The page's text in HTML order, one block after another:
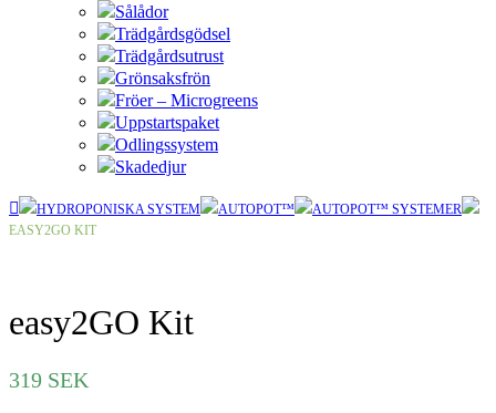
Sålådor
Trädgårdsgödsel
Trädgårdsutrust
Grönsaksfrön
Fröer – Microgreens
Uppstartspaket
Odlingssystem
Skadedjur
HYDROPONISKA SYSTEM AUTOPOT™
AUTOPOT™ SYSTEMER
EASY2GO KIT
easy2GO Kit
319 SEK